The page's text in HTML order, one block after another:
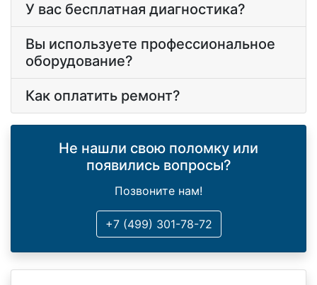
У вас бесплатная диагностика?
Вы используете профессиональное
оборудование?
Как оплатить ремонт?
Не нашли свою поломку или
появились вопросы?
Позвоните нам!
+7 (499) 301-78-72